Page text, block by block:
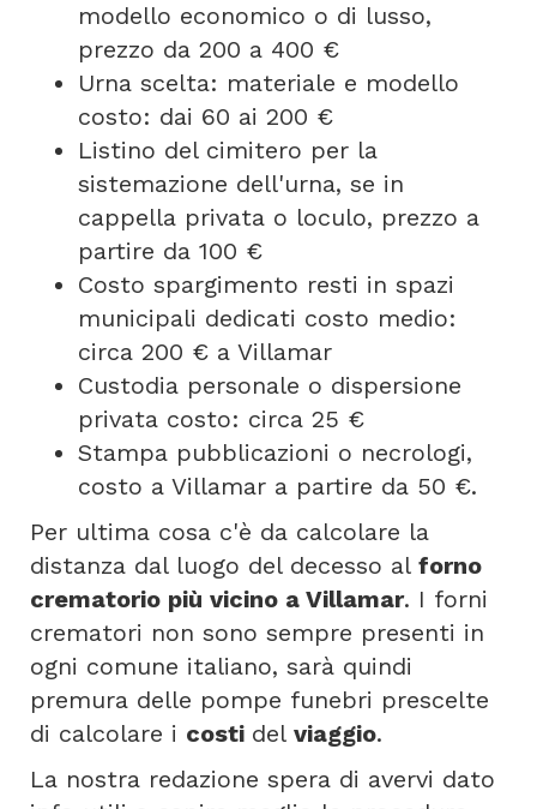
modello economico o di lusso,
prezzo da 200 a 400 €
Urna scelta: materiale e modello
costo: dai 60 ai 200 €
Listino del cimitero per la
sistemazione dell'urna, se in
cappella privata o loculo, prezzo a
partire da 100 €
Costo spargimento resti in spazi
municipali dedicati costo medio:
circa 200 € a Villamar
Custodia personale o dispersione
privata costo: circa 25 €
Stampa pubblicazioni o necrologi,
costo a Villamar a partire da 50 €.
Per ultima cosa c'è da calcolare la
distanza dal luogo del decesso al forno
crematorio più vicino a Villamar. I forni
crematori non sono sempre presenti in
ogni comune italiano, sarà quindi
premura delle pompe funebri prescelte
di calcolare i costi del viaggio.
La nostra redazione spera di avervi dato